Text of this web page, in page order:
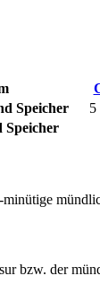
Speicher
5
Speicher
bzw. der